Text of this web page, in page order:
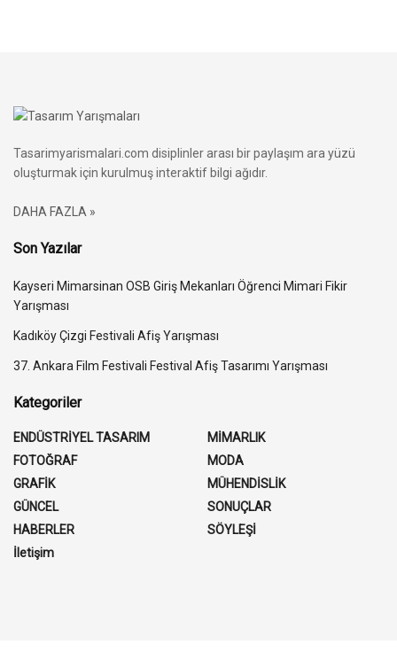
Tasarimyarismalari.com disiplinler arası bir paylaşım ara yüzü
oluşturmak için kurulmuş interaktif bilgi ağıdır.
DAHA FAZLA »
Son Yazılar
Kayseri Mimarsinan OSB Giriş Mekanları Öğrenci Mimari Fikir
Yarışması
Kadıköy Çizgi Festivali Afiş Yarışması
37. Ankara Film Festivali Festival Afiş Tasarımı Yarışması
Kategoriler
ENDÜSTRİYEL TASARIM
FOTOĞRAF
GRAFİK
GÜNCEL
HABERLER
İletişim
MİMARLIK
MODA
MÜHENDİSLİK
SONUÇLAR
SÖYLEŞİ